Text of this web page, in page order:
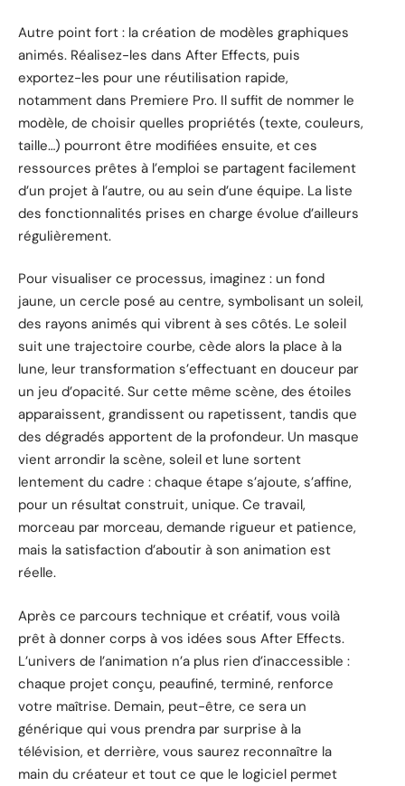
Autre point fort : la création de modèles graphiques
animés. Réalisez-les dans After Effects, puis
exportez-les pour une réutilisation rapide,
notamment dans Premiere Pro. Il suffit de nommer le
modèle, de choisir quelles propriétés (texte, couleurs,
taille…) pourront être modifiées ensuite, et ces
ressources prêtes à l’emploi se partagent facilement
d’un projet à l’autre, ou au sein d’une équipe. La liste
des fonctionnalités prises en charge évolue d’ailleurs
régulièrement.
Pour visualiser ce processus, imaginez : un fond
jaune, un cercle posé au centre, symbolisant un soleil,
des rayons animés qui vibrent à ses côtés. Le soleil
suit une trajectoire courbe, cède alors la place à la
lune, leur transformation s’effectuant en douceur par
un jeu d’opacité. Sur cette même scène, des étoiles
apparaissent, grandissent ou rapetissent, tandis que
des dégradés apportent de la profondeur. Un masque
vient arrondir la scène, soleil et lune sortent
lentement du cadre : chaque étape s’ajoute, s’affine,
pour un résultat construit, unique. Ce travail,
morceau par morceau, demande rigueur et patience,
mais la satisfaction d’aboutir à son animation est
réelle.
Après ce parcours technique et créatif, vous voilà
prêt à donner corps à vos idées sous After Effects.
L’univers de l’animation n’a plus rien d’inaccessible :
chaque projet conçu, peaufiné, terminé, renforce
votre maîtrise. Demain, peut-être, ce sera un
générique qui vous prendra par surprise à la
télévision, et derrière, vous saurez reconnaître la
main du créateur et tout ce que le logiciel permet